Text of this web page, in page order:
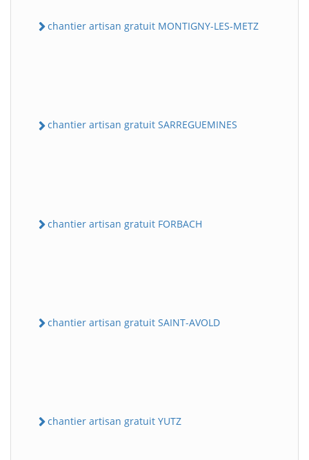
chantier artisan gratuit MONTIGNY-LES-METZ
chantier artisan gratuit SARREGUEMINES
chantier artisan gratuit FORBACH
chantier artisan gratuit SAINT-AVOLD
chantier artisan gratuit YUTZ